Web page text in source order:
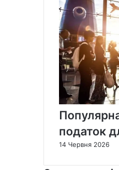
податок
14 Червня 2026